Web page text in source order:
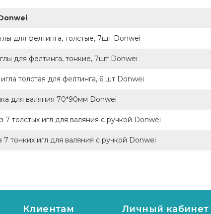
для фелтинга, толстые, 7шт Donwei
для фелтинга, тонкие, 7шт Donwei
толстая для фелтинга, 6 шт Donwei
для валяния 70*90мм Donwei
7 толстых игл для валяния с ручкой Donwei
тонких игл для валяния с ручкой Donwei
Клиентам Личный кабинет